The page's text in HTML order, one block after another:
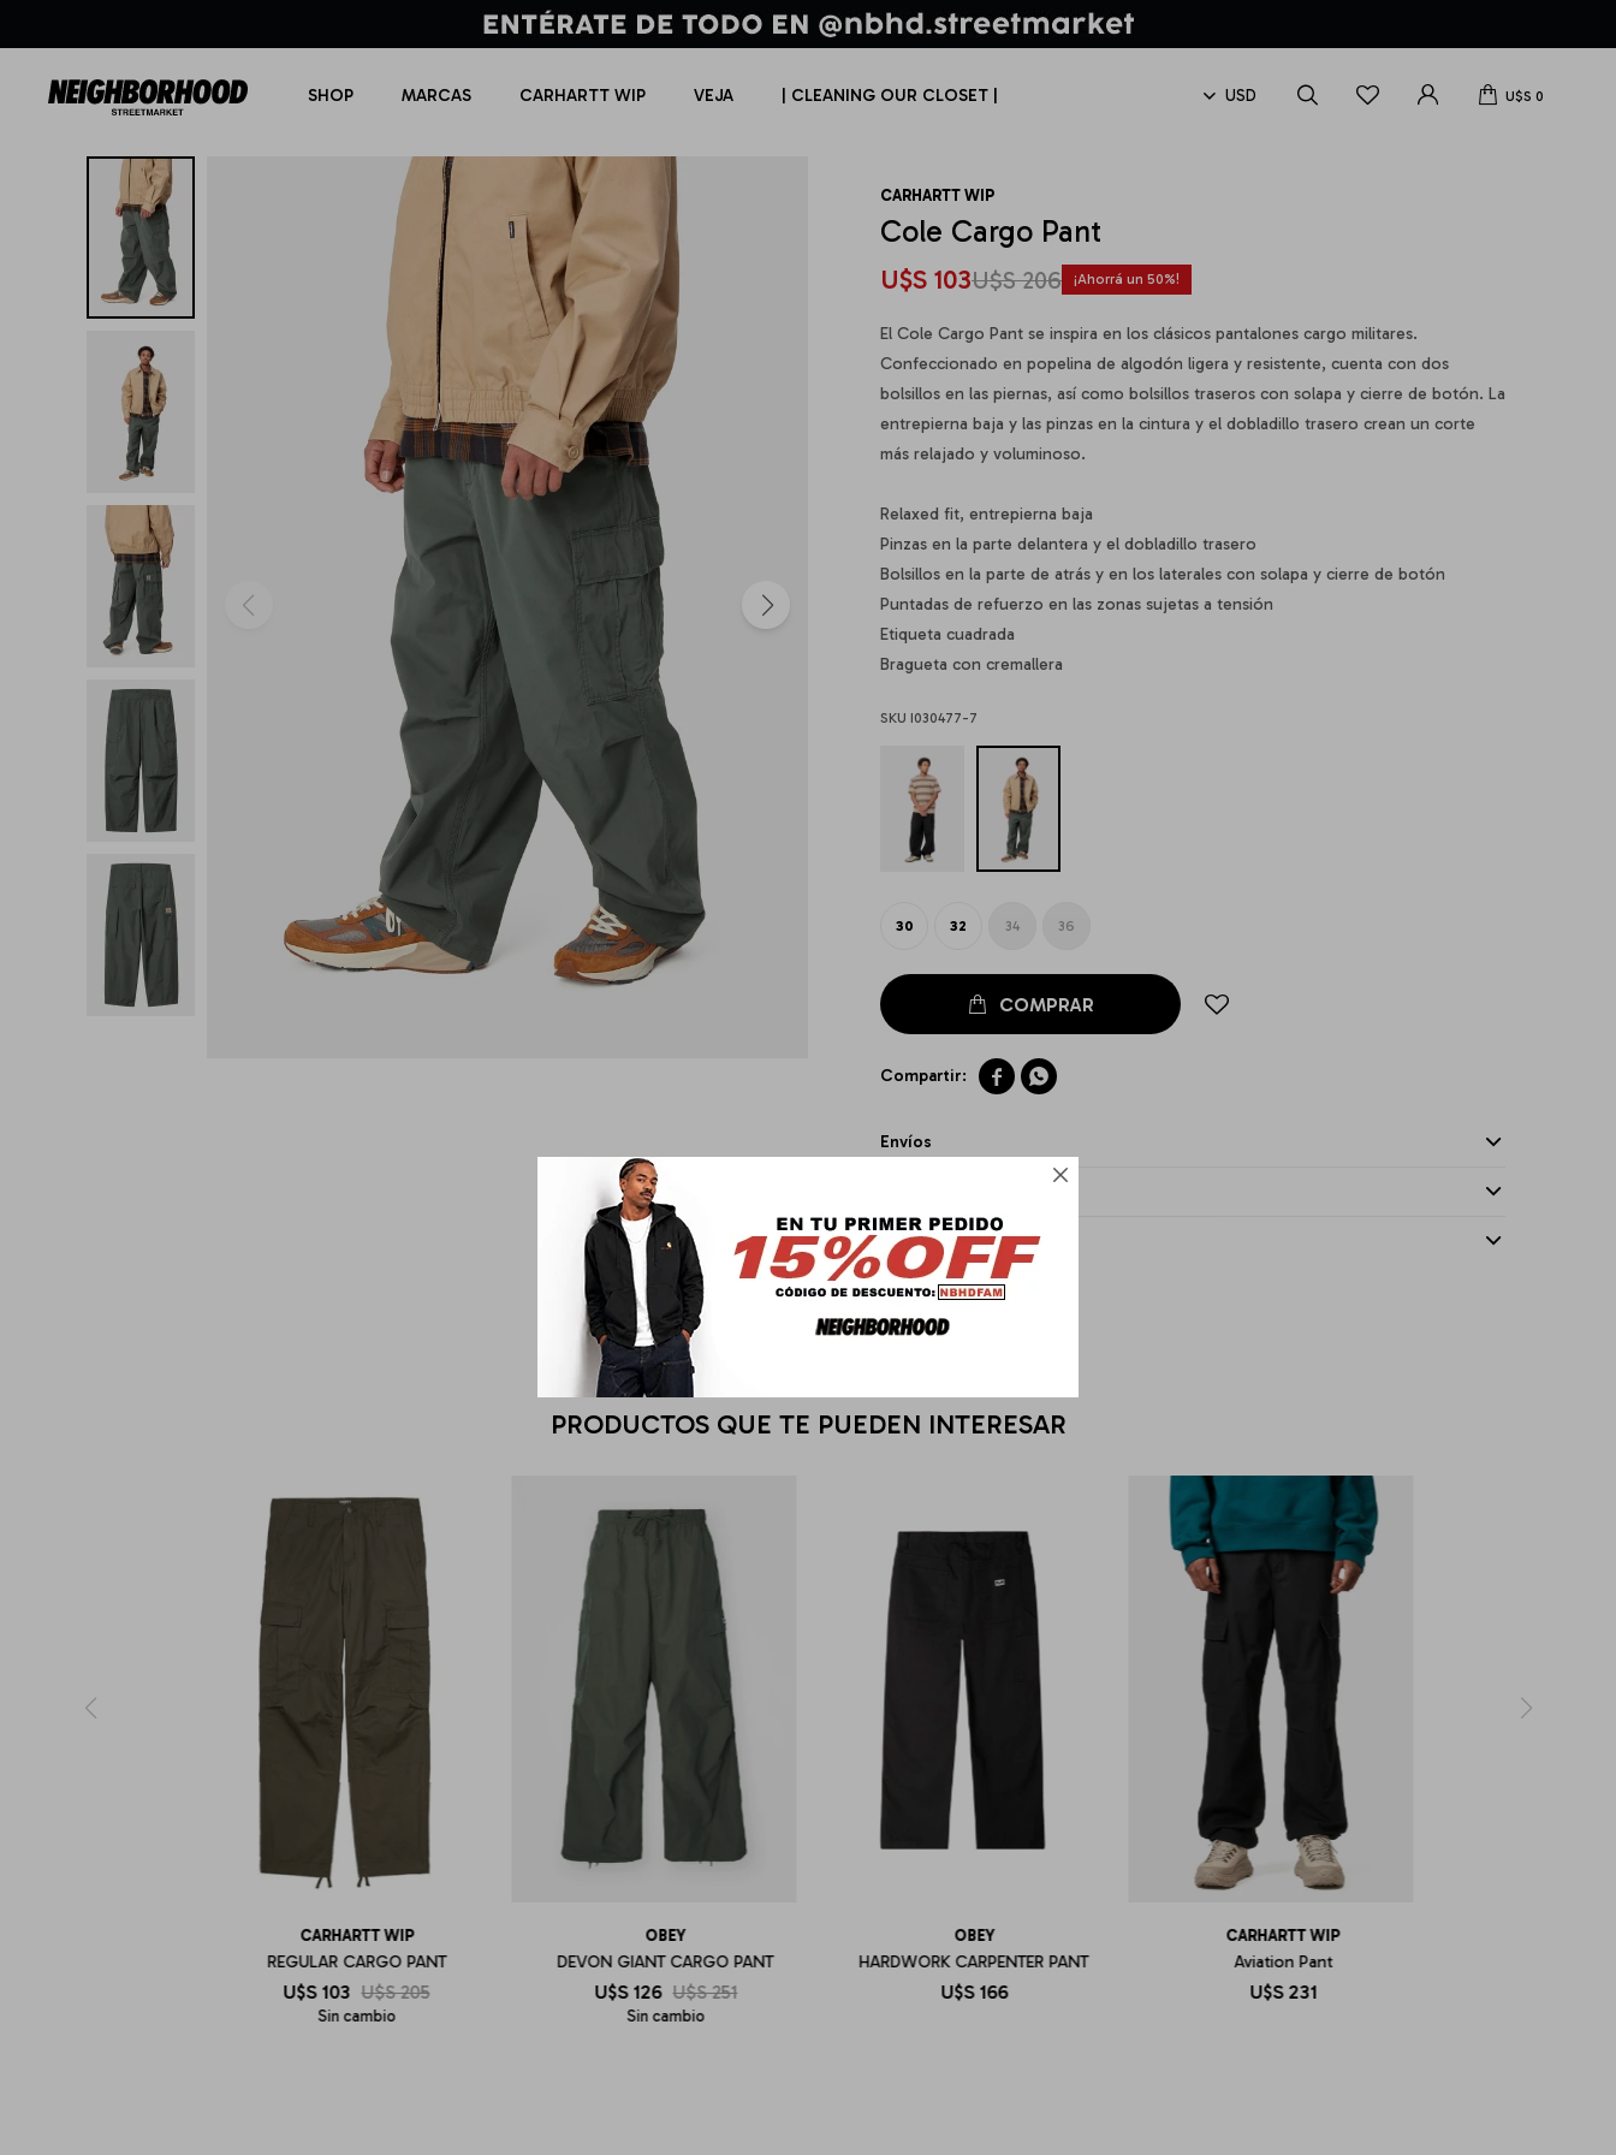

SHOP MARCAS CARHARTT WIP VEJA | CLEANING OUR CLOSET | U$S 0
CARHARTT WIP
Cole Cargo Pant
U$S 103U$S 206 50
El Cole Cargo Pant se inspira en los clásicos pantalones cargo militares.
Confeccionado en popelina de algodón ligera y resistente, cuenta con dos
bolsillos en las piernas, así como bolsillos traseros con solapa y cierre de botón. La
entrepierna baja y las pinzas en la cintura y el dobladillo trasero crean un corte
más relajado y voluminoso.
Relaxed fit, entrepierna baja
Pinzas en la parte delantera y el dobladillo trasero
Bolsillos en la parte de atrás y en los laterales con solapa y cierre de botón
Puntadas de refuerzo en las zonas sujetas a tensión
Etiqueta cuadrada
Bragueta con cremallera
I030477-7
30 32 34 36
 
Envíos
Medios de pago
PRODUCTOS QUE TE PUEDEN INTERESAR
CARHARTT WIP
REGULAR CARGO PANT
U$S 103 U$S 205
Sin cambio
OBEY
DEVON GIANT CARGO PANT
U$S 126 U$S 251
Sin cambio
OBEY
HARDWORK CARPENTER PANT
U$S 166
CARHARTT WIP
Aviation Pant
U$S 231